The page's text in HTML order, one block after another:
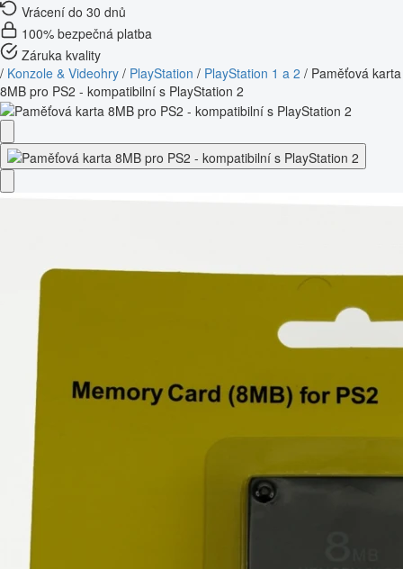
Vrácení do 30 dnů
100% bezpečná platba
Záruka kvality
/ Konzole & Videohry / PlayStation / PlayStation 1 a 2 / Paměťová karta
8MB pro PS2 - kompatibilní s PlayStation 2